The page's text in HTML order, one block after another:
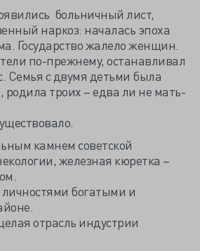
больничный лист,
наркоз: началась эпоха
Государство жалело женщин.
по-прежнему, останавливал
Семья с двумя детьми была
родила троих – едва ли не мать-
камнем советской
железная кюретка –
богатыми и
отрасль индустрии